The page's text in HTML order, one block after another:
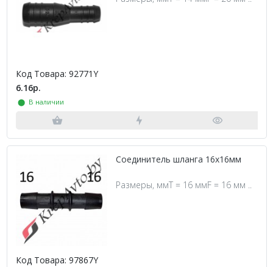
Код Товара: 92771Y
6.16р.
⬤ В наличии
Соединитель шланга 16х16мм
Размеры, ммT = 16 ммF = 16 мм ..
Код Товара: 97867Y